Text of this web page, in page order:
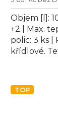
Objem [l]:
+2 | Max.
polic: 3 ks |
křídlové.
TOP